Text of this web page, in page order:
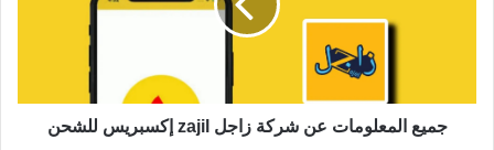
جميع المعلومات عن شركة زاجل zajil إكسبريس للشحن